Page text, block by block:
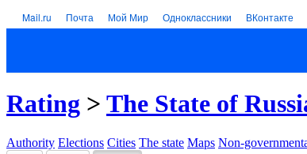
Mail.ru Почта Мой Мир Одноклассники ВКонтакте
Rating > The State of
Authority Elections Cities The state Maps Non-